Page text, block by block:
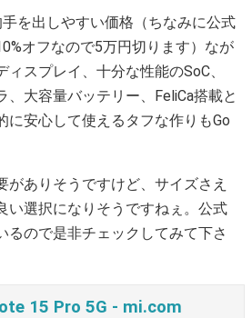
を出しやすい価格（ちなみに公式
オフなので5万円切ります）なが
ィスプレイ、十分な性能のSoC、
、大容量バッテリー、FeliCa搭載と
に安心して使えるタフな作りもGo
がありそうですけど、サイズさえ
い選択になりそうですねぇ。公式
るので是非チェックしてみて下さ
15 Pro 5G ‐ mi.com